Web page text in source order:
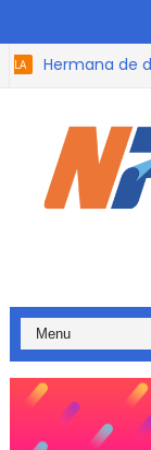
Hermana de